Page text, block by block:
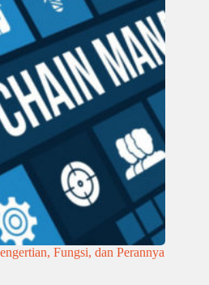
Fungsi, dan Perannya